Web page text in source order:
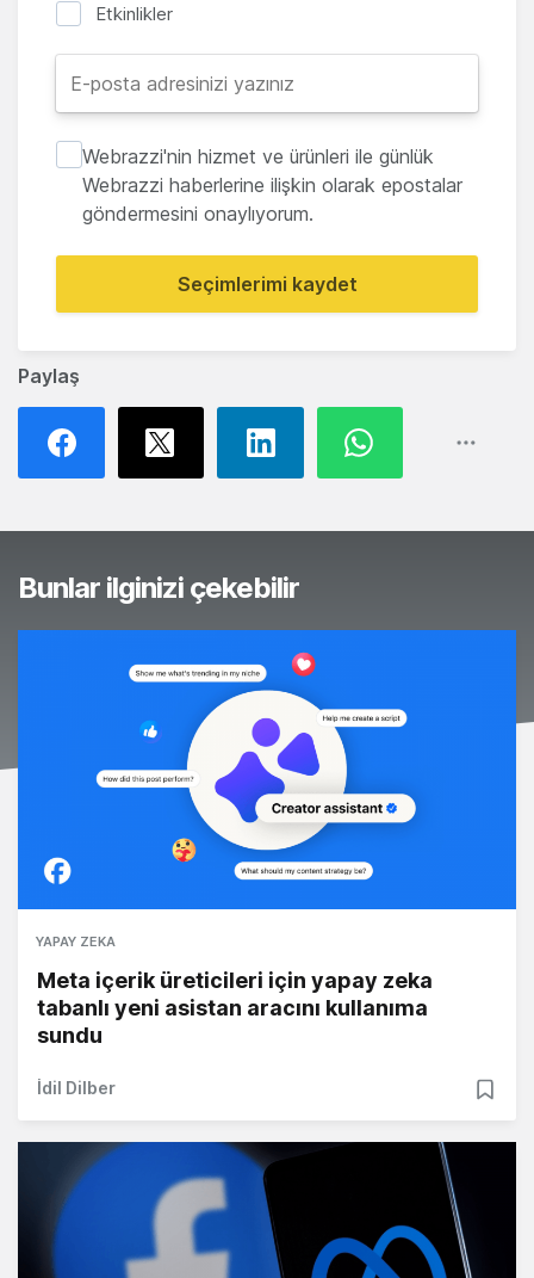
Paylaş
Etkinlikler
Webrazzi'nin hizmet ve ürünleri ile günlük
Webrazzi haberlerine ilişkin olarak epostalar
göndermesini onaylıyorum.
Seçimlerimi kaydet
Bunlar ilginizi çekebilir
YAPAY ZEKA
Meta içerik üreticileri için yapay zeka
tabanlı yeni asistan aracını kullanıma
sundu
İdil Dilber